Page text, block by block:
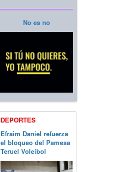
No es no
DEPORTES
Efraim Daniel refuerza
el bloqueo del Pamesa
Teruel Voleibol